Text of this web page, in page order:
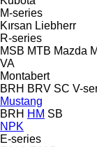
M-series
Kırsan Liebherr
R-series
MSB MTB Mazda
VA
Montabert
BRH BRV SC V-
Mustang
BRH HM SB
NPK
E-series